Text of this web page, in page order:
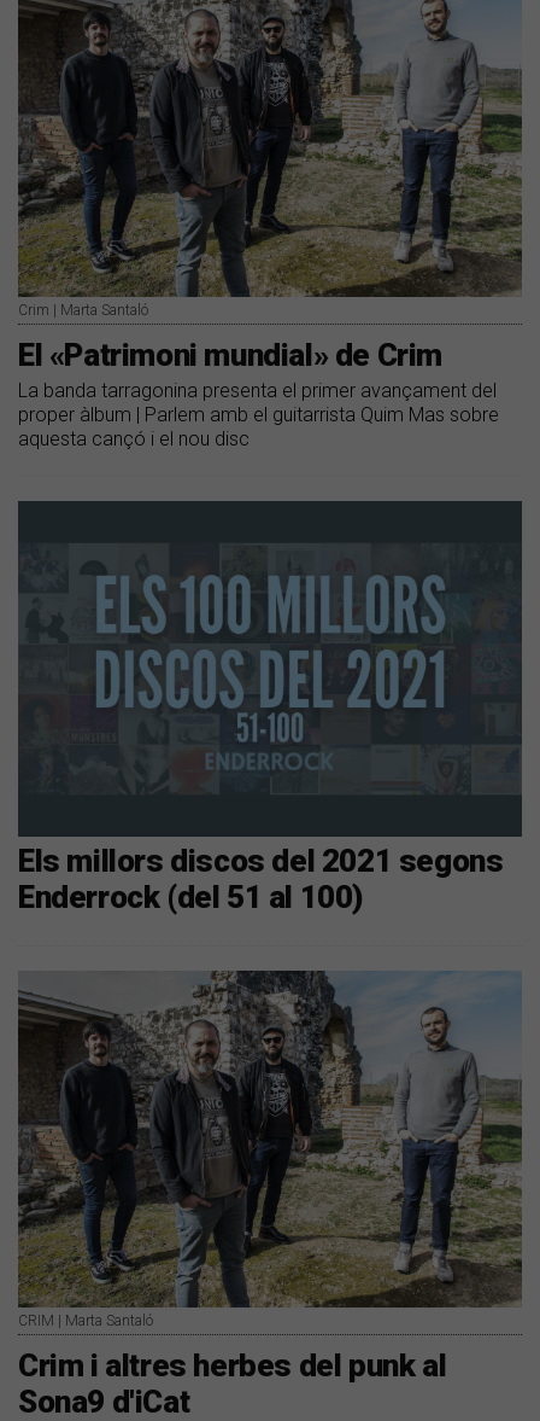
Crim | Marta Santaló
El «Patrimoni mundial» de Crim
La banda tarragonina presenta el primer avançament del
proper àlbum | Parlem amb el guitarrista Quim Mas sobre
aquesta cançó i el nou disc
Els millors discos del 2021 segons
Enderrock (del 51 al 100)
CRIM | Marta Santaló
Crim i altres herbes del punk al
Sona9 d'iCat